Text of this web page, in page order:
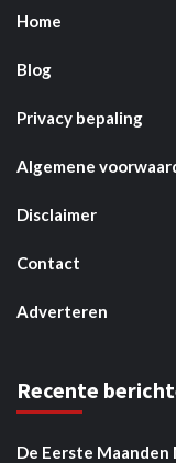
Home
Blog
Privacy bepaling
Algemene
Disclaimer
Contact
Adverteren
Recente
De Eerste Maanden